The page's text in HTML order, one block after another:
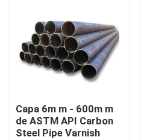
Vídeos
Sobre nosotros
Viaje de la fábrica
Capa 6m m - 600m m
de ASTM API Carbon
Steel Pipe Varnish